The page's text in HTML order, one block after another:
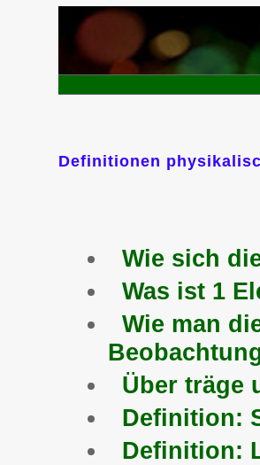
Definitionen
Wie sich
Was ist 1
Wie man
Über träge
Definition:
Definition: